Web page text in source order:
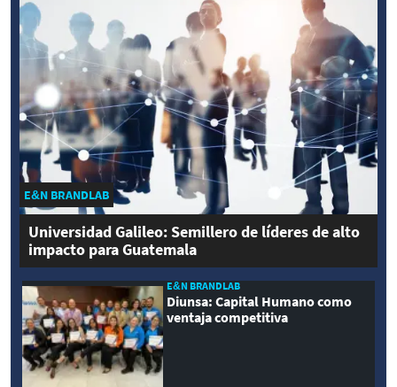
E&N BRANDLAB
Universidad Galileo: Semillero de líderes de alto
impacto para Guatemala
E&N BRANDLAB
Diunsa: Capital Humano como
ventaja competitiva